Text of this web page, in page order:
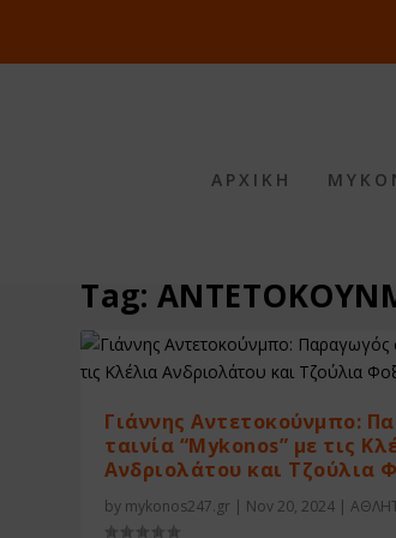
ΑΡΧΙΚΗ
Tag:
Γιάννης Αντετοκούνμπο:
ταινία “Mykonos” με τις
Ανδριολάτου και Τζούλια
by mykonos247.gr | Nov 20, 2024 |